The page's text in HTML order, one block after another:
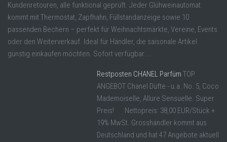
Kundenretouren, alle funktional geprüft. Jeder Glühweinautomat
kommt mit Thermostat, Zapfhahn, Füllstandanzeige sowie 10
passenden Bechern – perfekt für Weihnachtsmärkte, Vereine, Events
oder den Weiterverkauf. Ideal für Händler, die saisonale Artikel
günstig einkaufen möchten. Sofort verfügbar ...
Restposten CHANEL Parfüm TOP
ANGEBOT Chanel Düfte - u.a. No. 5, Coco
Mademoiselle, Allure Sensuelle. Super
Preis! Nettopreis: 38,00 EUR/Stück +
19% MwSt. Grosshändler kommt aus
Deutschland und hat 47 Angebote aktuell